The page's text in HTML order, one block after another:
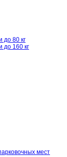
до 80 кг
до 160 кг
мест